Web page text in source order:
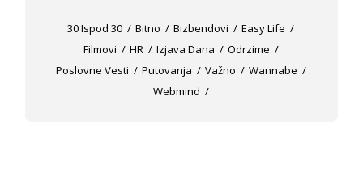
30 Ispod 30 Bitno Bizbendovi
Easy Life
Filmovi
HR Izjava Dana
Odrzime
Poslovne Vesti
Putovanja Važno
Wannabe
Webmind